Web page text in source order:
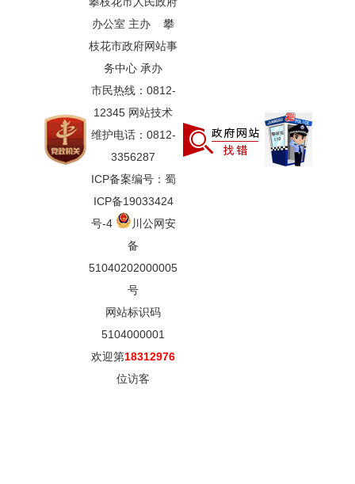
办公室 主办 攀
枝花市政府网站事
务中心 承办
市民热线：0812-
12345 网站技术
维护电话：0812-
3356287
ICP备案编号：蜀
ICP备19033424
号-4
川公网安
备
51040202000005
号
网站标识码
5104000001
欢迎第18312976
位访客